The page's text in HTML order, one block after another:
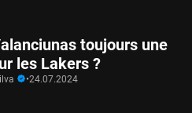
toujours une
les Lakers ?
•24.07.2024